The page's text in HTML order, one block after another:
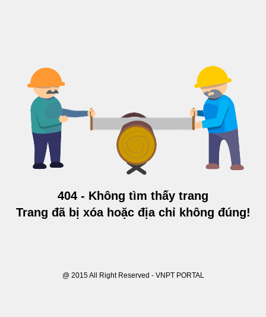
404 - Không tìm thấy trang
Trang đã bị xóa hoặc địa chỉ không đúng!
@ 2015 All Right Reserved - VNPT PORTAL